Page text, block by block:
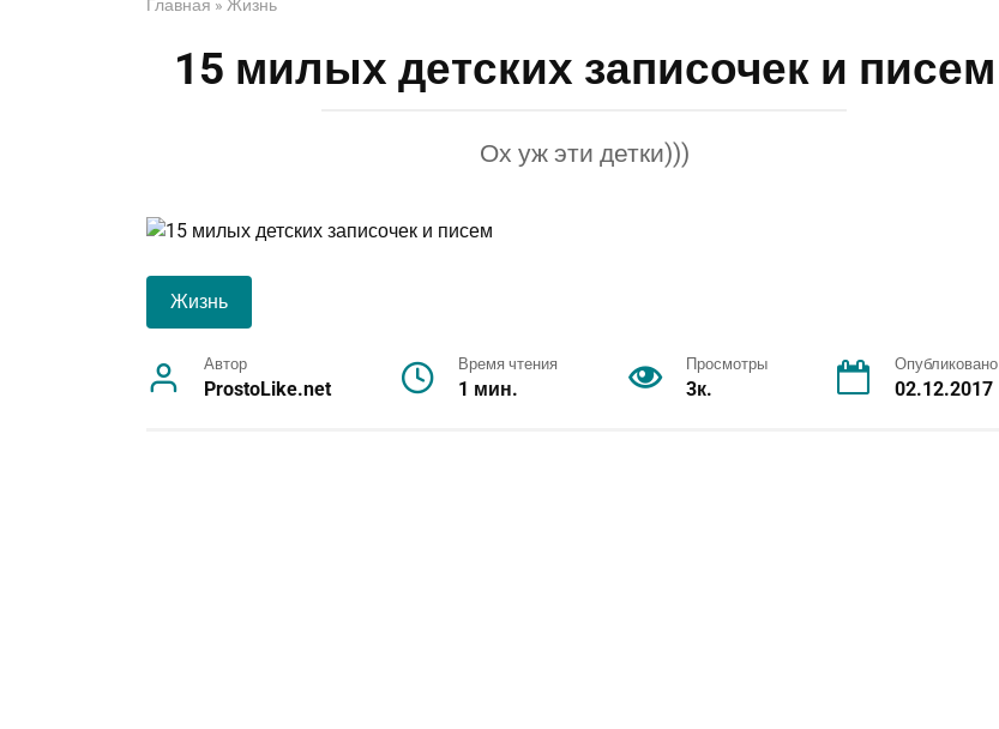
Главная » Жизнь
15 милых детских записочек и писем
Ох уж эти детки)))
Жизнь
Автор
ProstoLike.net
Время чтения
1 мин.
Просмотры
3к.
Опубликовано
02.12.2017